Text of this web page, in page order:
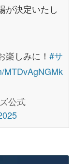
が決定いたし
しみに！ #サ
MTDvAgNGMk
公式